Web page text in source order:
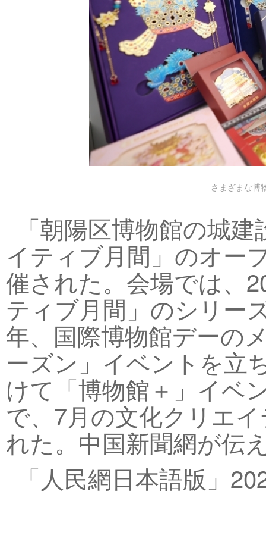
さまざまな博
「朝陽区博物館の城
イティブ月間」のオー
催された。会場では、
ティブ月間」のシリー
年、国際博物館デーの
ーズン」イベントを立
けて「博物館＋」イベ
で、7月の文化クリエ
れた。中国新聞網が伝
「人民網日本語版」